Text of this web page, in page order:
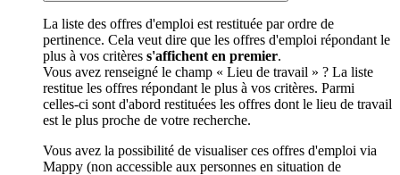
La liste des offres d'emploi est restituée par ordre de
pertinence. Cela veut dire que les offres d'emploi répondant le
plus à vos critères s'affichent en premier.
Vous avez renseigné le champ « Lieu de travail » ? La liste
restitue les offres répondant le plus à vos critères. Parmi
celles-ci sont d'abord restituées les offres dont le lieu de travail
est le plus proche de votre recherche.
Vous avez la possibilité de visualiser ces offres d'emploi via
Mappy (non accessible aux personnes en situation de